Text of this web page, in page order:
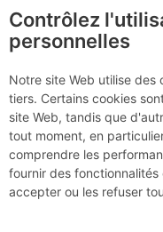
Caroux
: Face E -
Contrôlez
personnelles
Notre site Web utilise des
tiers. Certains cookies
site Web, tandis que
tout moment, en
comprendre les
fournir des fonctionnalités
accepter ou les refuser